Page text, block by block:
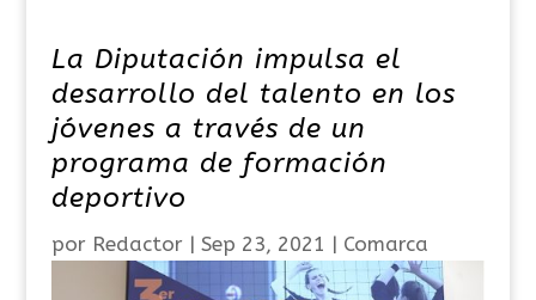
La Diputación impulsa el
desarrollo del talento en los
jóvenes a través de un
programa de formación
deportivo
por Redactor| Sep 23, 2021 | Comarca